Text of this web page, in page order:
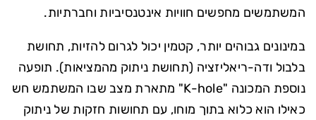
המשתמשים מחפשים חוויות אינטנסיביות וחברתיות.
במינונים גבוהים יותר, קטמין יכול לגרום להזיות, תחושת
בלבול ודה-ריאליזציה (תחושת ניתוק מהמציאות). תופעה
נוספת המכונה "K-hole" מתארת מצב שבו המשתמש חש
כאילו הוא כלוא בתוך מוחו, עם תחושות חזקות של ניתוק